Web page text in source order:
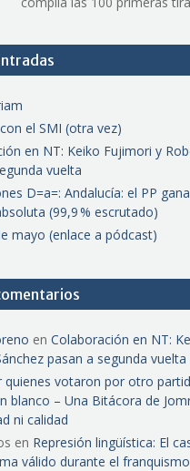
el SMI (otra vez)
en NT: Keiko Fujimori y
vuelta
D=a=: Andalucía: el PP
(99,9 % escrutado)
mayo (enlace a pódcast)
en Colaboración en NT:
pasan a segunda vuelta
quienes votaron por otro
blanco – Una Bitácora de
ni calidad
en Represión lingüística: El
válido durante el franquismo